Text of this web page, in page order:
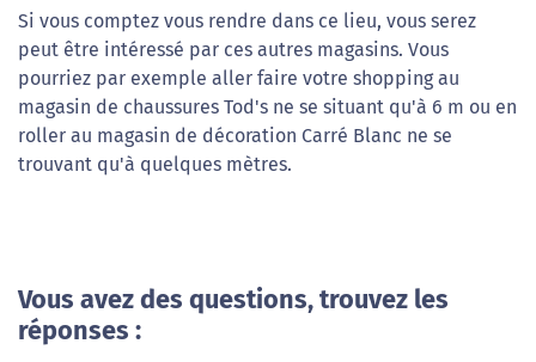
Si vous comptez vous rendre dans ce lieu, vous serez
peut être intéressé par ces autres magasins. Vous
pourriez par exemple aller faire votre shopping au
magasin de chaussures Tod's ne se situant qu'à 6 m ou en
roller au magasin de décoration Carré Blanc ne se
trouvant qu'à quelques mètres.
Vous avez des questions, trouvez les
réponses :